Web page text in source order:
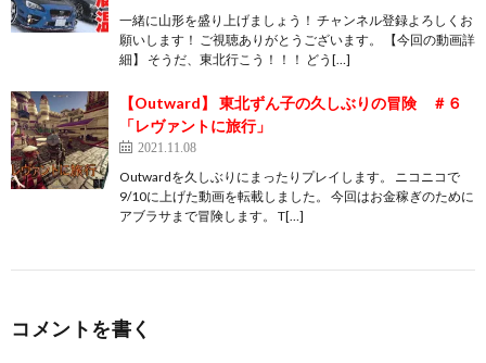
一緒に山形を盛り上げましょう！ チャンネル登録よろしくお
願いします！ ご視聴ありがとうございます。 【今回の動画詳
細】 そうだ、東北行こう！！！ どう[…]
【Outward】 東北ずん子の久しぶりの冒険 ＃６
「レヴァントに旅行」
2021.11.08
Outwardを久しぶりにまったりプレイします。 ニコニコで
9/10に上げた動画を転載しました。 今回はお金稼ぎのために
アブラサまで冒険します。 T[…]
コメントを書く